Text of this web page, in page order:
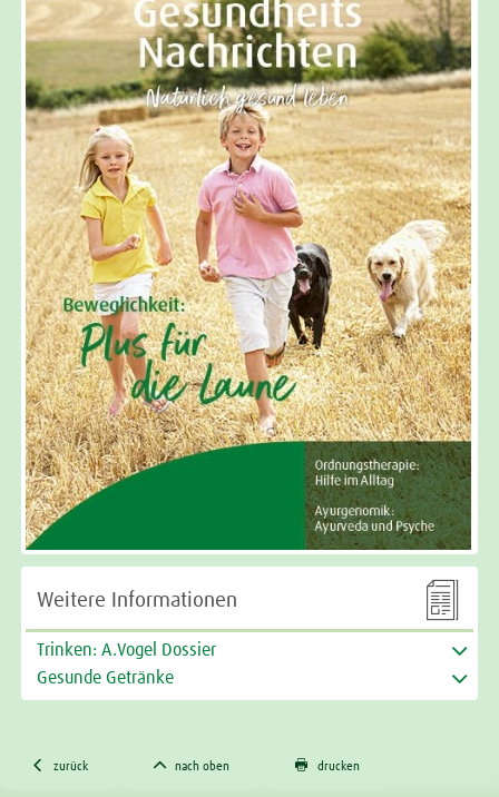

Weitere Informationen
Trinken: A.Vogel Dossier
Gesunde Getränke
 zurück  nach oben  drucken